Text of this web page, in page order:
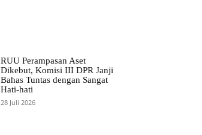
RUU Perampasan Aset
Dikebut, Komisi III DPR Janji
Bahas Tuntas dengan Sangat
Hati-hati
28 Juli 2026